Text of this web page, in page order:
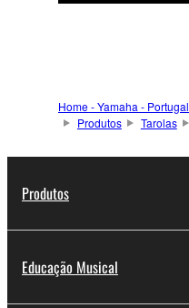
Home - Yamaha - Portugal
Produtos
Tarolas
Produtos
Educação Musical